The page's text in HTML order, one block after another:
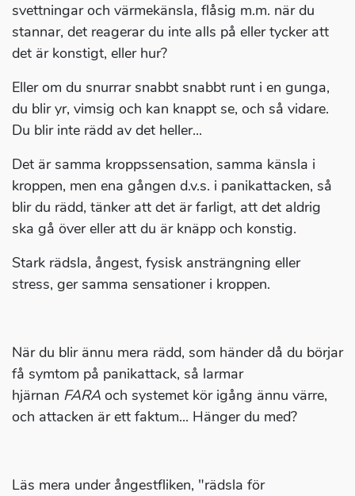
svettningar och värmekänsla, flåsig m.m. när du
stannar, det reagerar du inte alls på eller tycker att
det är konstigt, eller hur?
Eller om du snurrar snabbt snabbt runt i en gunga,
du blir yr, vimsig och kan knappt se, och så vidare.
Du blir inte rädd av det heller...
Det är samma kroppssensation, samma känsla i
kroppen, men ena gången d.v.s. i panikattacken, så
blir du rädd, tänker att det är farligt, att det aldrig
ska gå över eller att du är knäpp och konstig.
Stark rädsla, ångest, fysisk ansträngning eller
stress, ger samma sensationer i kroppen.
När du blir ännu mera rädd, som händer då du börjar
få symtom på panikattack, så larmar
hjärnan FARA och systemet kör igång ännu värre,
och attacken är ett faktum... Hänger du med?
Läs mera under ångestfliken, "rädsla för